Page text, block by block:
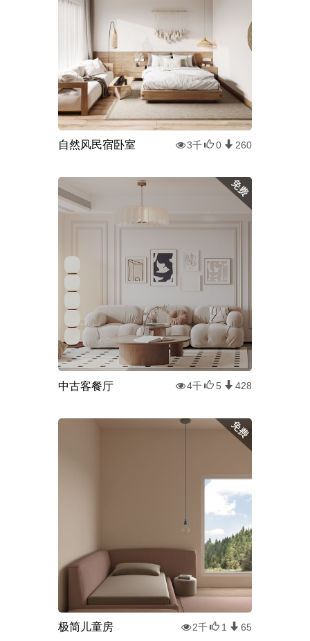
自然风民宿卧室 3千 0 260
中古客餐厅 4千 5 428
极简儿童房 2千 1 65